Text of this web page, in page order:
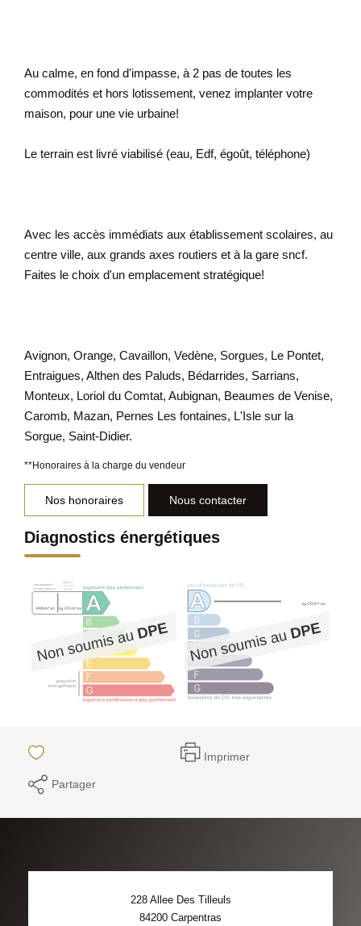
Au calme, en fond d'impasse, à 2 pas de toutes les
commodités et hors lotissement, venez implanter votre
maison, pour une vie urbaine!
Le terrain est livré viabilisé (eau, Edf, égoût, téléphone)
Avec les accès immédiats aux établissement scolaires, au
centre ville, aux grands axes routiers et à la gare sncf.
Faites le choix d'un emplacement stratégique!
Avignon, Orange, Cavaillon, Vedène, Sorgues, Le Pontet,
Entraigues, Althen des Paluds, Bédarrides, Sarrians,
Monteux, Loriol du Comtat, Aubignan, Beaumes de Venise,
Caromb, Mazan, Pernes Les fontaines, L'Isle sur la
Sorgue, Saint-Didier.
**Honoraires à la charge du vendeur
Nos honoraires Nous contacter
Diagnostics énergétiques
Imprimer
Partager
228 Allee Des Tilleuls
84200 Carpentras